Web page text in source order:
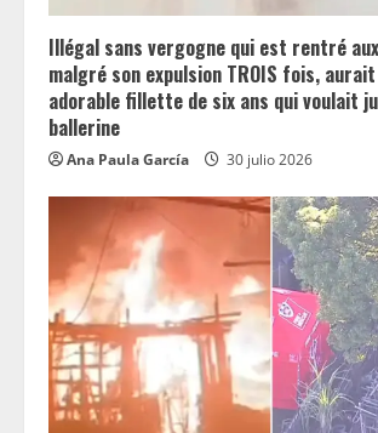
n
g
Illégal sans vergogne qui est rentré
malgré son expulsion TROIS fois,
adorable fillette de six ans qui voulait
ballerine
Ana Paula García 30 julio 2026